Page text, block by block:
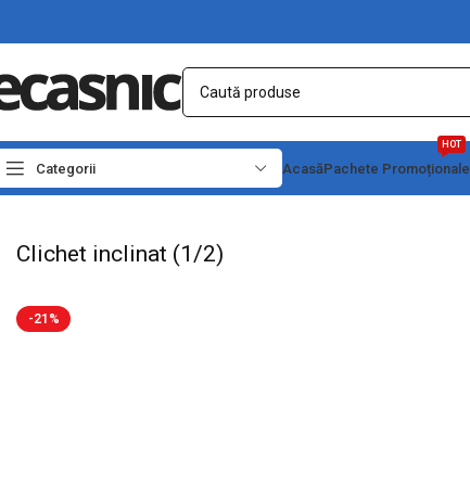
Categorii AcasăPachete Promoționale
HOT
Prima pagină Scule - Unelte Chei, capete tubulare si truse
Clichet inclinat (1/2)
-21%